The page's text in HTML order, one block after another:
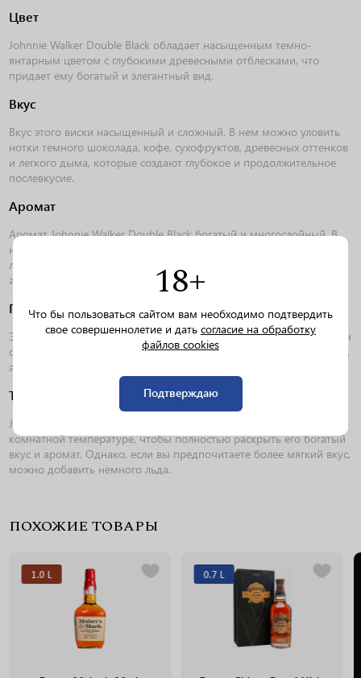
18+
Что бы пользоваться сайтом вам необходимо подтвердить
свое совершеннолетие и дать согласие на обработку
файлов cookies
Подтверждаю
Цвет
Johnnie Walker Double Black обладает насыщенным темно-
янтарным цветом с глубокими древесными отблесками, что
придает ему богатый и элегантный вид.
Вкус
Вкус этого виски насыщенный и сложный. В нем можно уловить
нотки темного шоколада, кофе, сухофруктов, древесных оттенков
и легкого дыма, которые создают глубокое и продолжительное
послевкусие.
Аромат
Аромат Johnnie Walker Double Black богатый и многослойный. В
нем присутствуют нотки ванили, карамели, древесных оттенков и
легкого дыма, которые создают утонченное и приятное
ароматическое буке.
Гастрономические сочетания
Этот виски прекрасно сочетается с разнообразными блюдами. Он
отлично дополняет мясные деликатесы, такие как стейк или дичь,
а также твердые сыры и темные шоколадные десерты.
Температура подачи
Johnnie Walker Double Black рекомендуется подавать при
комнатной температуре, чтобы полностью раскрыть его богатый
вкус и аромат. Однако, если вы предпочитаете более мягкий вкус,
можно добавить немного льда.
ПОХОЖИЕ ТОВАРЫ
1.0 L 0.7 L